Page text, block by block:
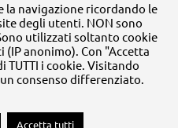
diritti riservati | MyFpm è un
Palazzo Magnani
TwitterLinkedInYouTube
la navigazione ricordando le
degli utenti. NON sono
utilizzati soltanto cookie
anonimo). Con "Accetta
i cookie. Visitando
consenso differenziato.
Accetta tutti